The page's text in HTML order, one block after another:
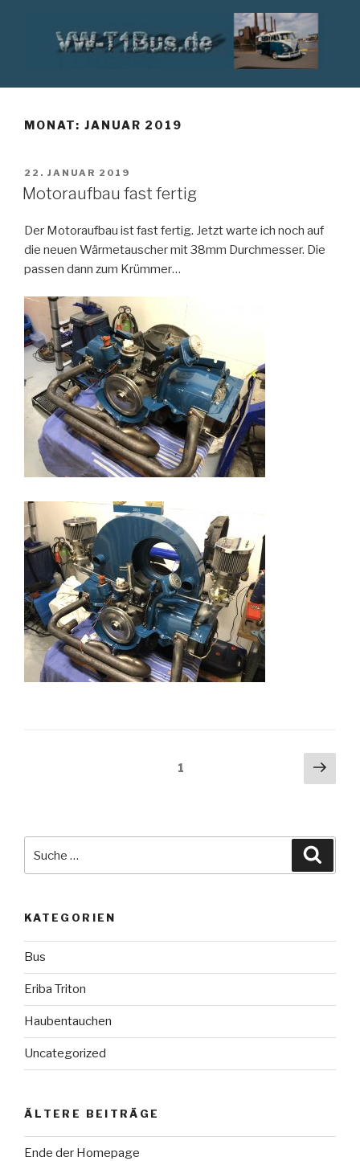
VW T1 BUS
MONAT: JANUAR 2019
VERÖFFENTLICHT
AM
22. JANUAR 2019
Motoraufbau fast fertig
Der Motoraufbau ist fast fertig. Jetzt warte ich noch auf
die neuen Wärmetauscher mit 38mm Durchmesser. Die
passen dann zum Krümmer…
1
nach:
KATEGORIEN
Bus
Eriba Triton
Haubentauchen
Uncategorized
ÄLTERE BEITRÄGE
Ende der Homepage